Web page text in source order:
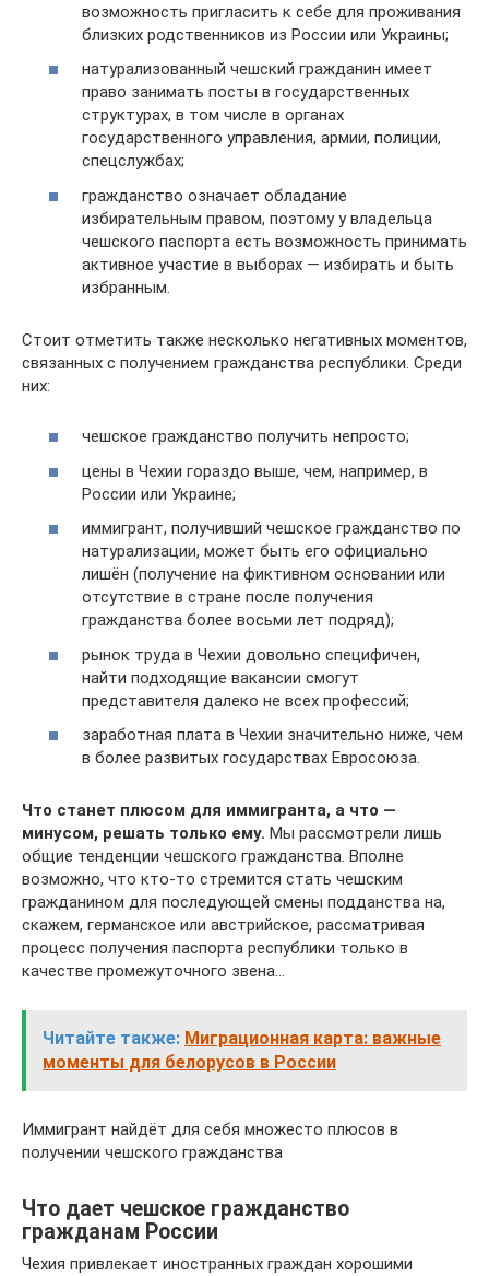
возможность пригласить к себе для проживания
близких родственников из России или Украины;
натурализованный чешский гражданин имеет
право занимать посты в государственных
структурах, в том числе в органах
государственного управления, армии, полиции,
спецслужбах;
гражданство означает обладание
избирательным правом, поэтому у владельца
чешского паспорта есть возможность принимать
активное участие в выборах — избирать и быть
избранным.
Стоит отметить также несколько негативных моментов,
связанных с получением гражданства республики. Среди
них:
чешское гражданство получить непросто;
цены в Чехии гораздо выше, чем, например, в
России или Украине;
иммигрант, получивший чешское гражданство по
натурализации, может быть его официально
лишён (получение на фиктивном основании или
отсутствие в стране после получения
гражданства более восьми лет подряд);
рынок труда в Чехии довольно специфичен,
найти подходящие вакансии смогут
представителя далеко не всех профессий;
заработная плата в Чехии значительно ниже, чем
в более развитых государствах Евросоюза.
Что станет плюсом для иммигранта, а что —
минусом, решать только ему. Мы рассмотрели лишь
общие тенденции чешского гражданства. Вполне
возможно, что кто-то стремится стать чешским
гражданином для последующей смены подданства на,
скажем, германское или австрийское, рассматривая
процесс получения паспорта республики только в
качестве промежуточного звена…
Читайте также: Миграционная карта: важные
моменты для белорусов в России
Иммигрант найдёт для себя множесто плюсов в
получении чешского гражданства
Что дает чешское гражданство
гражданам России
Чехия привлекает иностранных граждан хорошими